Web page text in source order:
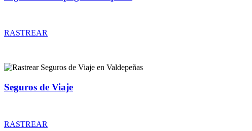
RASTREAR
Seguros de Viaje
RASTREAR